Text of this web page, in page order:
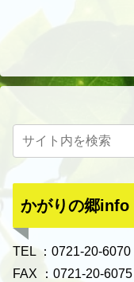
かがりの郷info
TEL ：0721-20-6070
FAX ：0721-20-6075